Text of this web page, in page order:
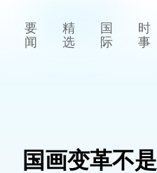
要
闻
精
选
国
际
时
事
国画变革不